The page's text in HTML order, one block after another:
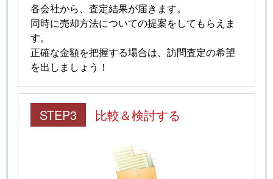
各会社から、査定結果が届きます。
同時に売却方法についての提案をしてもらえま
す。
正確な金額を把握する場合は、訪問査定の希望
を出しましょう！
STEP3 比較＆検討する